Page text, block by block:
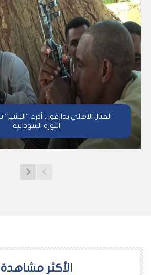
القتال الاهلي بدارفور.. أذرع
الثورة السودانية
اﻷكثر مشاهدة